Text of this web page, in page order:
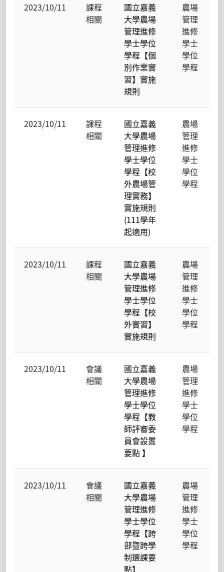
2023/10/11
課程
相關
國立嘉義
大學農場
管理進修
學士學位
學程【個
別作業實
習】實施
規則
農場
管理
進修
學士
學位
學程
2023/10/11
課程
相關
國立嘉義
大學農場
管理進修
學士學位
學程【校
外農場管
理實務】
實施規則
(111學年
起適用)
農場
管理
進修
學士
學位
學程
2023/10/11
課程
相關
國立嘉義
大學農場
管理進修
學士學位
學程【校
外實習】
實施規則
農場
管理
進修
學士
學位
學程
2023/10/11
會議
相關
國立嘉義
大學農場
管理進修
學士學位
學程【教
師評審委
員會設置
要點 】
農場
管理
進修
學士
學位
學程
2023/10/11
會議
相關
國立嘉義
大學農場
管理進修
學士學位
學程【跨
部暨跨學
制選課要
點】
農場
管理
進修
學士
學位
學程